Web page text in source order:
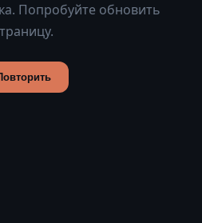
Попробуйте обновить